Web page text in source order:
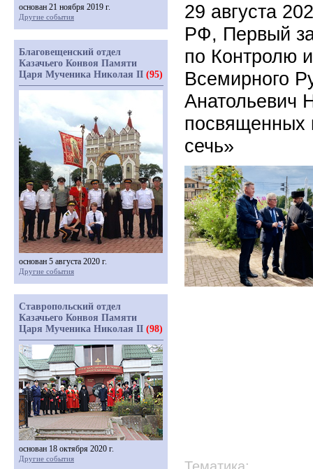
29 августа
РФ, Первый
по Контролю
Всемирного
Анатольевич
посвященных
сечь»
основан 21 ноября 2019 г.
Другие события
Благовещенский отдел
Казачьего Конвоя Памяти
Царя Мученика Николая II (95)
основан 5 августа 2020 г.
Другие события
Ставропольский отдел
Казачьего Конвоя Памяти
Царя Мученика Николая II (98)
основан 18 октября 2020 г.
Другие события